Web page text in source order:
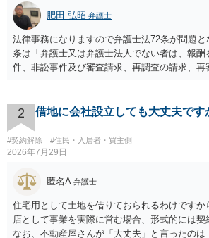
肥田 弘昭 弁護士
法律事務になりますので弁護士法72条が問題
条は「弁護士又は弁護士法人でない者は、報酬
件、非訟事件及び審査請求、再調査の請求、
しくは和解その他の法律事務を取り扱い、又
とを業とすることができない。ただし、この
の定めがある場合は、この限りでない。」と
目的がないのであれば適法です。なぜなら、弁
いのであれば、委任については無償で委任者が
2 借地に会社設立しても大丈夫です
#契約解除 #住民・入居者・買主側
2026年7月29日
匿名A 弁護士
住宅用として土地を借りておられるわけです
店として事業を実際に営む場合、形式的には契
なお、不動産屋さんが「大丈夫」と言ったの